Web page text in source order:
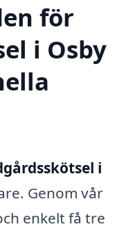
för
i Osby
i
Genom vår
enkelt få tre